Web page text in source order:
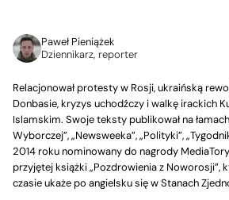
Paweł Pieniążek
Dziennikarz, reporter
Relacjonował protesty w Rosji, ukraińską
Donbasie, kryzys uchodźczy i walkę irackich
Islamskim. Swoje teksty publikował na
Wyborczej”, „Newsweeka”, „Polityki”,
2014 roku nominowany do nagrody
przyjętej książki „Pozdrowienia z Noworosji”,
czasie ukaże po angielsku się w Stanach